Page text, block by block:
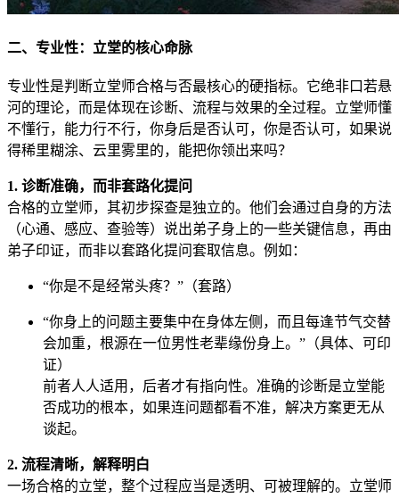
二、专业性：立堂的核心命脉
专业性是判断立堂师合格与否最核心的硬指标。它绝非口若悬
河的理论，而是体现在诊断、流程与效果的全过程。立堂师懂
不懂行，能力行不行，你身后是否认可，你是否认可，如果说
得稀里糊涂、云里雾里的，能把你领出来吗？
1. 诊断准确，而非套路化提问
合格的立堂师，其初步探查是独立的。他们会通过自身的方法
（心通、感应、查验等）说出弟子身上的一些关键信息，再由
弟子印证，而非以套路化提问套取信息。例如：
“你是不是经常头疼？”（套路）
“你身上的问题主要集中在身体左侧，而且每逢节气交替
会加重，根源在一位男性老辈缘份身上。”（具体、可印
证）
前者人人适用，后者才有指向性。准确的诊断是立堂能
否成功的根本，如果连问题都看不准，解决方案更无从
谈起。
2. 流程清晰，解释明白
一场合格的立堂，整个过程应当是透明、可被理解的。立堂师